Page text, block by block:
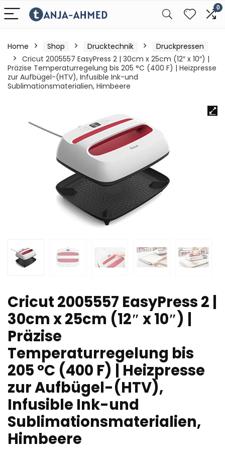
0
Home Shop Drucktechnik
Druckpressen
Cricut 2005557 EasyPress 2 | 30cm x 25cm (12″ x 10″) |
Präzise Temperaturregelung bis 205 °C (400 F) | Heizpresse
zur Aufbügel-(HTV), Infusible Ink-und
Sublimationsmaterialien, Himbeere
Cricut 2005557 EasyPress 2 |
30cm x 25cm (12″ x 10″) |
Präzise
Temperaturregelung bis
205 °C (400 F) | Heizpresse
zur Aufbügel-(HTV),
Infusible Ink-und
Sublimationsmaterialien,
Himbeere